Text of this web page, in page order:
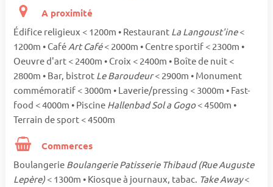
A proximité
Édifice religieux < 1200m • Restaurant La Langoust'ine<
1200m • Café Art Café< 2000m • Centre sportif < 2300m •
Oeuvre d'art < 2400m • Croix < 2400m • Boîte de nuit <
2800m • Bar, bistrot Le Baroudeur< 2900m • Monument
commémoratif < 3000m • Laverie/pressing < 3000m • Fast-
food < 4000m • Piscine Hallenbad Sol a Gogo< 4500m •
Terrain de sport < 4500m
Commerces
Boulangerie Boulangerie Patisserie Thibaud (Rue Auguste
Lepère) < 1300m • Kiosque à journaux, tabac. Take Away<